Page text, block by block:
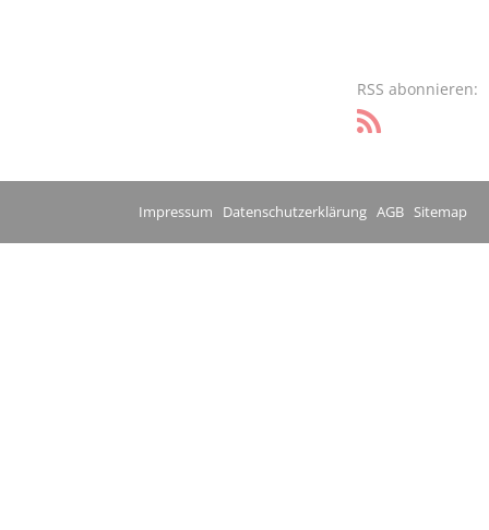
RSS abonnieren:
Impressum Datenschutzerklärung AGB Sitemap